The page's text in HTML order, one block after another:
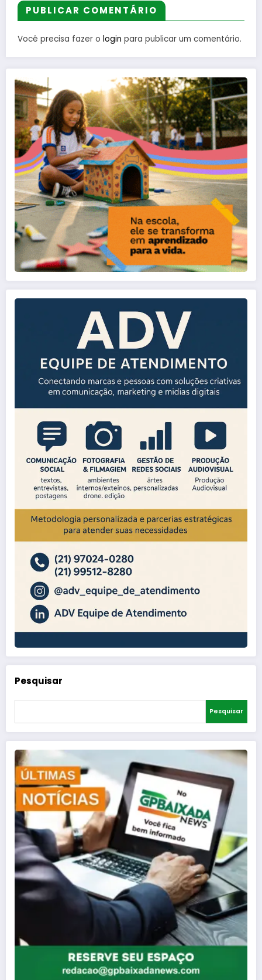
PUBLICAR COMENTÁRIO
Você precisa fazer o login para publicar um comentário.
Pesquisar
Pesquisar